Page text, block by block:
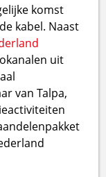
komst
kabel. Naast
uit
van Talpa,